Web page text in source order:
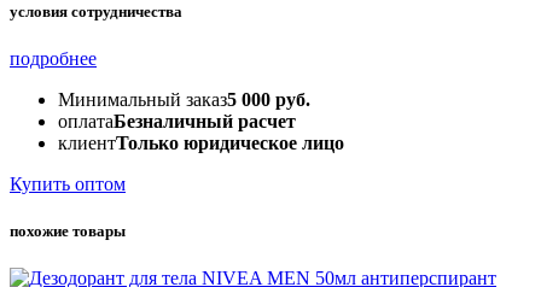
условия сотрудничества
подробнее
Минимальный заказ5 000 руб.
оплатаБезналичный расчет
клиентТолько юридическое лицо
Купить оптом
похожие товары